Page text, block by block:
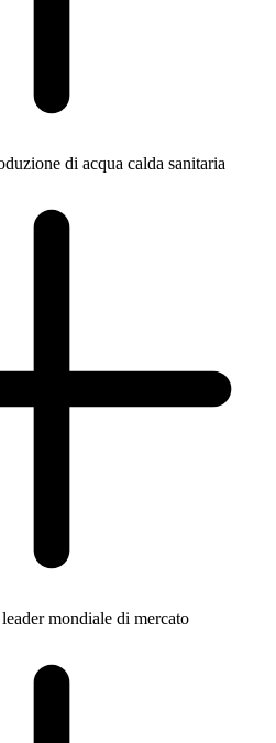
di acqua calda sanitaria
mondiale di mercato